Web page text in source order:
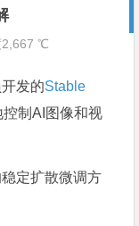
2,667 ℃
发的Stable
制AI图像和视
定扩散微调方